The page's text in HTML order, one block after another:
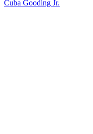
Cuba Gooding Jr.